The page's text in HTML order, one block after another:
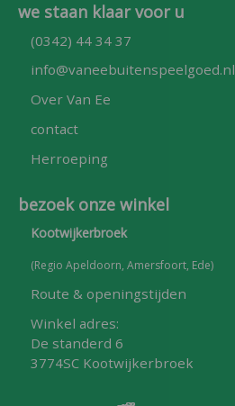
we staan klaar voor u
(0342) 44 34 37
info@vaneebuitenspeelgoed.nl
Over Van Ee
contact
Herroeping
bezoek onze winkel
Kootwijkerbroek
(Regio Apeldoorn, Amersfoort, Ede)
Route & openingstijden
Winkel adres:
De standerd 6
3774SC Kootwijkerbroek